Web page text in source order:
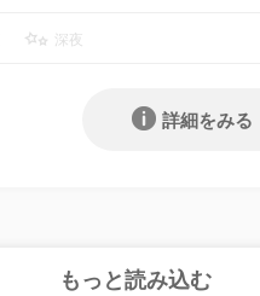
深夜
詳細をみる